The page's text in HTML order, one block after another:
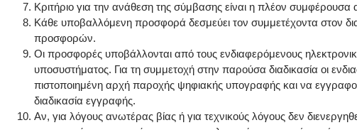
Κριτήριο για την ανάθεση της σύμβασης είναι η πλέον
Κάθε υποβαλλόμενη προσφορά δεσμεύει τον συμμετέχοντα στον
προσφορών.
Οι προσφορές υποβάλλονται από τους ενδιαφερόμενους
υποσυστήματος. Για τη συμμετοχή στην παρούσα διαδικασία οι
πιστοποιημένη αρχή παροχής ψηφιακής υπογραφής και να
διαδικασία εγγραφής.
Αν, για λόγους ανωτέρας βίας ή για τεχνικούς λόγους δεν